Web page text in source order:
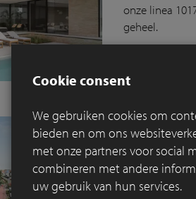
onze linea
geheel.
Hoe
Waar
badplaats
Cookie consent
We gebruiken cookies om
bieden en om ons
met onze partners voor social
combineren met andere
uw gebruik van hun services.